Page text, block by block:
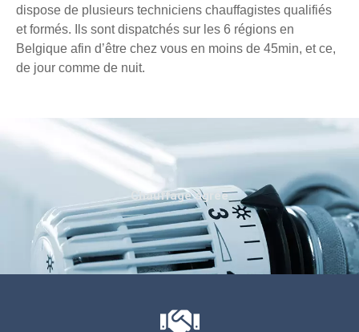
dispose de plusieurs techniciens chauffagistes qualifiés
et formés. Ils sont dispatchés sur les 6 régions en
Belgique afin d’être chez vous en moins de 45min, et ce,
de jour comme de nuit.
Chauffage agréé